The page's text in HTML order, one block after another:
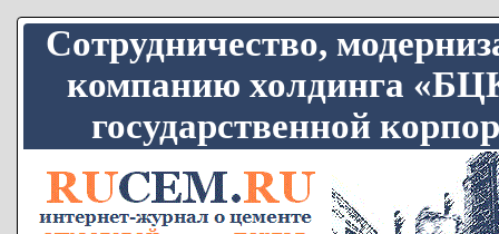
Сотрудничество,
компанию холдинга
государственной